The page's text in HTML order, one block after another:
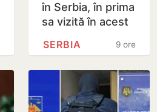
în Serbia, în prima
sa vizită în acest
tradițional al
9 ore
SERBIA